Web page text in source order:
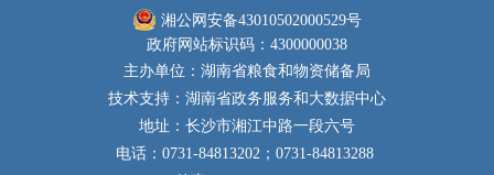
湘公网安备43010502000529号
政府网站标识码：4300000038
主办单位：湖南省粮食和物资储备局
技术支持：湖南省政务服务和大数据中心
地址：长沙市湘江中路一段六号
电话：0731-84813202；0731-84813288